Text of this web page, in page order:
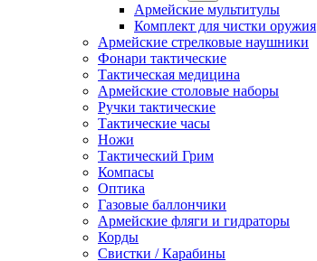
Армейские мультитулы
Комплект для чистки оружия
Армейские стрелковые наушники
Фонари тактические
Тактическая медицина
Армейские столовые наборы
Ручки тактические
Тактические часы
Ножи
Тактический Грим
Компасы
Оптика
Газовые баллончики
Армейские фляги и гидраторы
Корды
Свистки / Карабины